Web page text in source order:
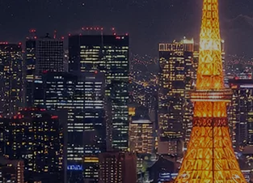
記事カテゴリー
ブログ